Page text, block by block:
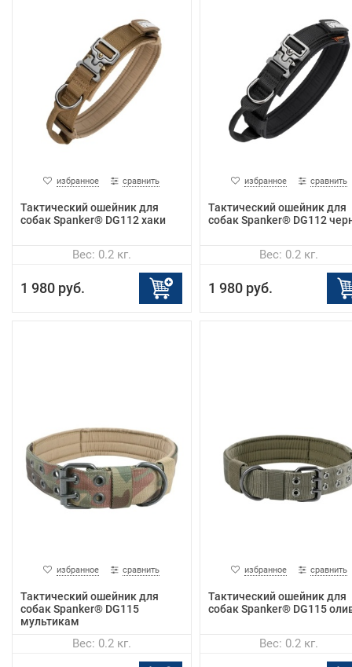
избранное сравнить
Тактический ошейник для
собак Spanker® DG112 хаки
Вес: 0.2 кг.
1 980 руб.
избранное сравнить
Тактический ошейник для
собак Spanker® DG112
Вес: 0.2 кг.
1 980 руб.
избранное сравнить
Тактический ошейник для
собак Spanker® DG115
мультикам
Вес: 0.2 кг.
избранное сравнить
Тактический ошейник для
собак Spanker® DG115
Вес: 0.2 кг.